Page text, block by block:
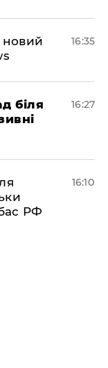
новий
16:35
біля
16:27
РФ
16:10